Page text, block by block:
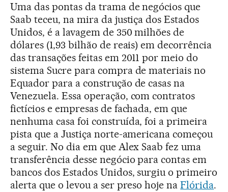
Uma das pontas da trama de negócios que
Saab teceu, na mira da justiça dos Estados
Unidos, é a lavagem de 350 milhões de
dólares (1,93 bilhão de reais) em decorrência
das transações feitas em 2011 por meio do
sistema Sucre para compra de materiais no
Equador para a construção de casas na
Venezuela. Essa operação, com contratos
fictícios e empresas de fachada, em que
nenhuma casa foi construída, foi a primeira
pista que a Justiça norte-americana começou
a seguir. No dia em que Alex Saab fez uma
transferência desse negócio para contas em
bancos dos Estados Unidos, surgiu o primeiro
alerta que o levou a ser preso hoje naFlórida.